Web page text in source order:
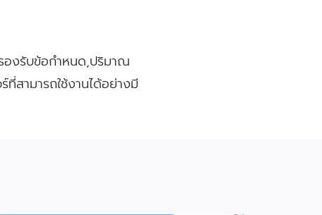
องรับข้อกำหนด,ปริมาณ
สามารถใช้งานได้อย่างมี